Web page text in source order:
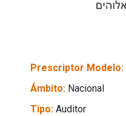
Prescriptor Modelo:
Ámbito: Nacional
Tipo: Auditor